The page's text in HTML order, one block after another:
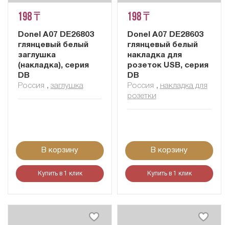
198 ₸
Donel A07 DE26803
глянцевый белый
заглушка
(накладка), серия
DB
Россия , заглушка
В корзину
Купить в 1 клик
198 ₸
Donel A07 DE28603
глянцевый белый
накладка для
розеток USB, серия
DB
Россия , накладка для
розетки
В корзину
Купить в 1 клик